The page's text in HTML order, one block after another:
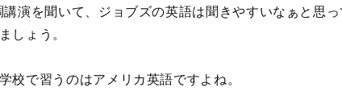
演を聞いて、ジョブズの英語は聞きやすいなぁと思
しょう。
校で習うのはアメリカ英語ですよね。